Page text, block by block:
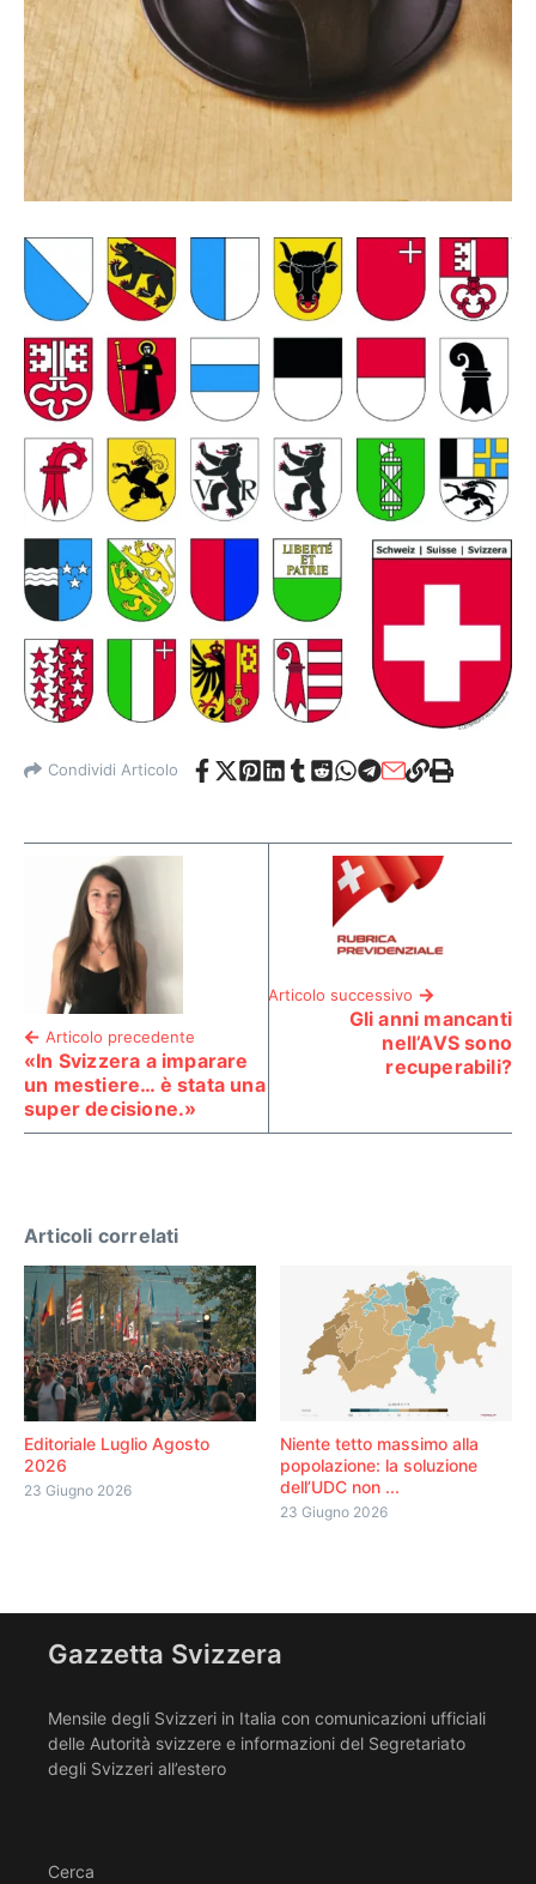
Condividi Articolo
Articolo precedente
«In Svizzera a imparare
un mestiere… è stata una
super decisione.»
Articolo successivo
Gli anni mancanti
nell’AVS sono
recuperabili?
Articoli correlati
Editoriale Luglio Agosto
2026
23 Giugno 2026
Niente tetto massimo alla
popolazione: la soluzione
dell’UDC non ...
23 Giugno 2026
Gazzetta Svizzera
Mensile degli Svizzeri in Italia con comunicazioni ufficiali
delle Autorità svizzere e informazioni del Segretariato
degli Svizzeri all’estero
Cerca